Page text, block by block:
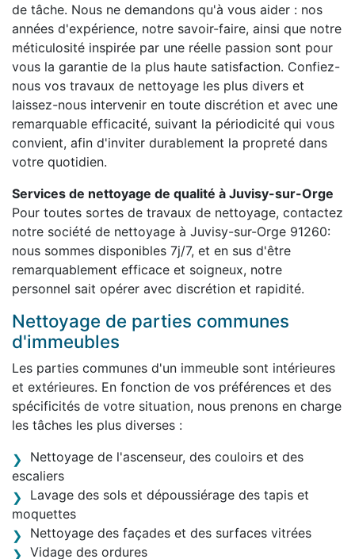
de tâche. Nous ne demandons qu'à vous aider : nos
années d'expérience, notre savoir-faire, ainsi que notre
méticulosité inspirée par une réelle passion sont pour
vous la garantie de la plus haute satisfaction. Confiez-
nous vos travaux de nettoyage les plus divers et
laissez-nous intervenir en toute discrétion et avec une
remarquable efficacité, suivant la périodicité qui vous
convient, afin d'inviter durablement la propreté dans
votre quotidien.
Services de nettoyage de qualité à Juvisy-sur-Orge
Pour toutes sortes de travaux de nettoyage, contactez
notre société de nettoyage à Juvisy-sur-Orge 91260:
nous sommes disponibles 7j/7, et en sus d'être
remarquablement efficace et soigneux, notre
personnel sait opérer avec discrétion et rapidité.
Nettoyage de parties communes
d'immeubles
Les parties communes d'un immeuble sont intérieures
et extérieures. En fonction de vos préférences et des
spécificités de votre situation, nous prenons en charge
les tâches les plus diverses :
Nettoyage de l'ascenseur, des couloirs et des
escaliers
Lavage des sols et dépoussiérage des tapis et
moquettes
Nettoyage des façades et des surfaces vitrées
Vidage des ordures